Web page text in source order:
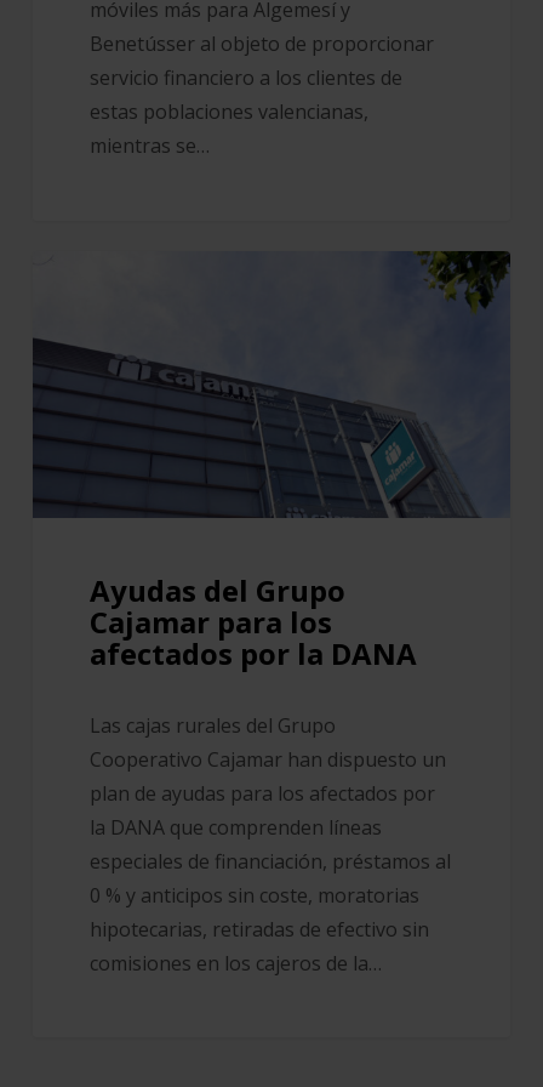
móviles más para Algemesí y
Benetússer al objeto de proporcionar
servicio financiero a los clientes de
estas poblaciones valencianas,
mientras se…
Grupo
Cajamar
para
los
afectados
por
Ayudas del Grupo
Cajamar para los
afectados por la DANA
Las cajas rurales del Grupo
Cooperativo Cajamar han dispuesto un
plan de ayudas para los afectados por
la DANA que comprenden líneas
especiales de financiación, préstamos al
0 % y anticipos sin coste, moratorias
hipotecarias, retiradas de efectivo sin
comisiones en los cajeros de la…